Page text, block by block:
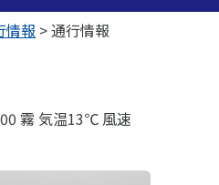
情報 >通行情報
霧 気温13℃ 風速